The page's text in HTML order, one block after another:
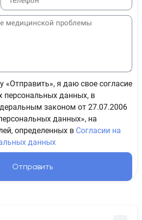
«Отправить», я даю свое согласие
персональных данных, в
законом от 27.07.2006
данных», на
определенных в Согласии на
данных
Отправить